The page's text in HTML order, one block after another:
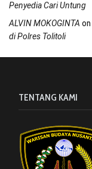
Penyedia Cari Untung
ALVIN MOKOGINTA on
di Polres Tolitoli
TENTANG KAMI